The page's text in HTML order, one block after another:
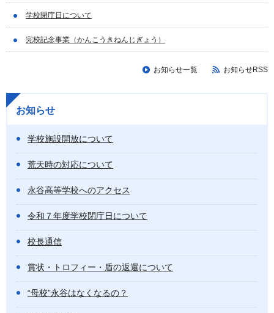
学校閉庁日について
完校記念事業（かんこうきねんじぎょう）
お知らせ一覧 お知らせRSS
お知らせ
学校施設開放について
荒天時の対応について
永谷高等学校へのアクセス
令和７年度学校閉庁日について
校長通信
賞状・トロフィー・盾の返還について
“母校”永谷はなくなるの？